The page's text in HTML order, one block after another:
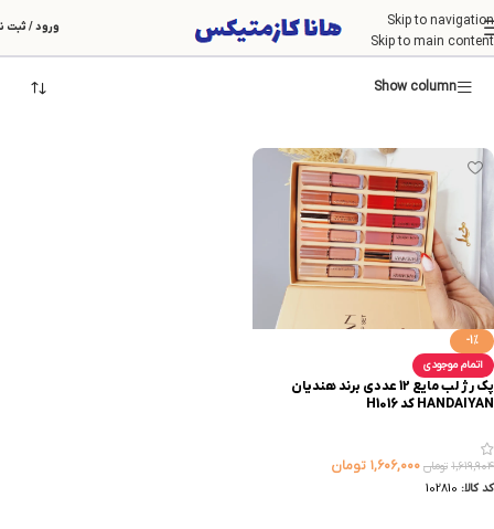
Skip to navigation
Skip to main content
ورود / ثبت HANDAIYAN
Show column
-1%
اتمام موجودی
پک رژ لب مایع 12 عددی برند هندیان
HANDAIYAN کد H1016
۱,۶۱۹,۹۰۴ تومان ۱,۶۰۶,۰۰۰ تومان
کد کالا: 102810